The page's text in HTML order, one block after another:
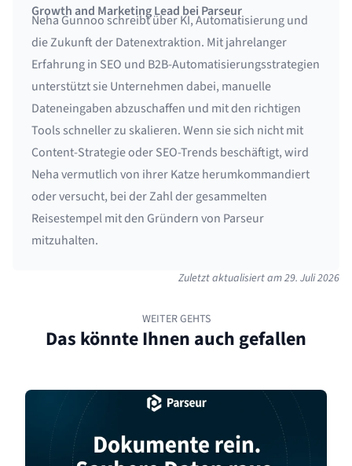
Growth and Marketing Lead bei Parseur
Neha Gunnoo schreibt über KI, Automatisierung und
die Zukunft der Datenextraktion. Mit jahrelanger
Erfahrung in SEO und B2B-Automatisierungsstrategien
unterstützt sie Unternehmen dabei, manuelle
Dateneingaben abzuschaffen und mit den richtigen
Tools schneller zu skalieren. Wenn sie sich nicht mit
Content-Strategie oder SEO-Trends beschäftigt, wird
Neha vermutlich von ihrer Katze herumkommandiert
oder versucht, bei der Zahl der gesammelten
Reisestempel mit den Gründern von Parseur
mitzuhalten.
Zuletzt aktualisiert am29. Juli 2026
WEITER GEHTS
Das könnte Ihnen auch gefallen